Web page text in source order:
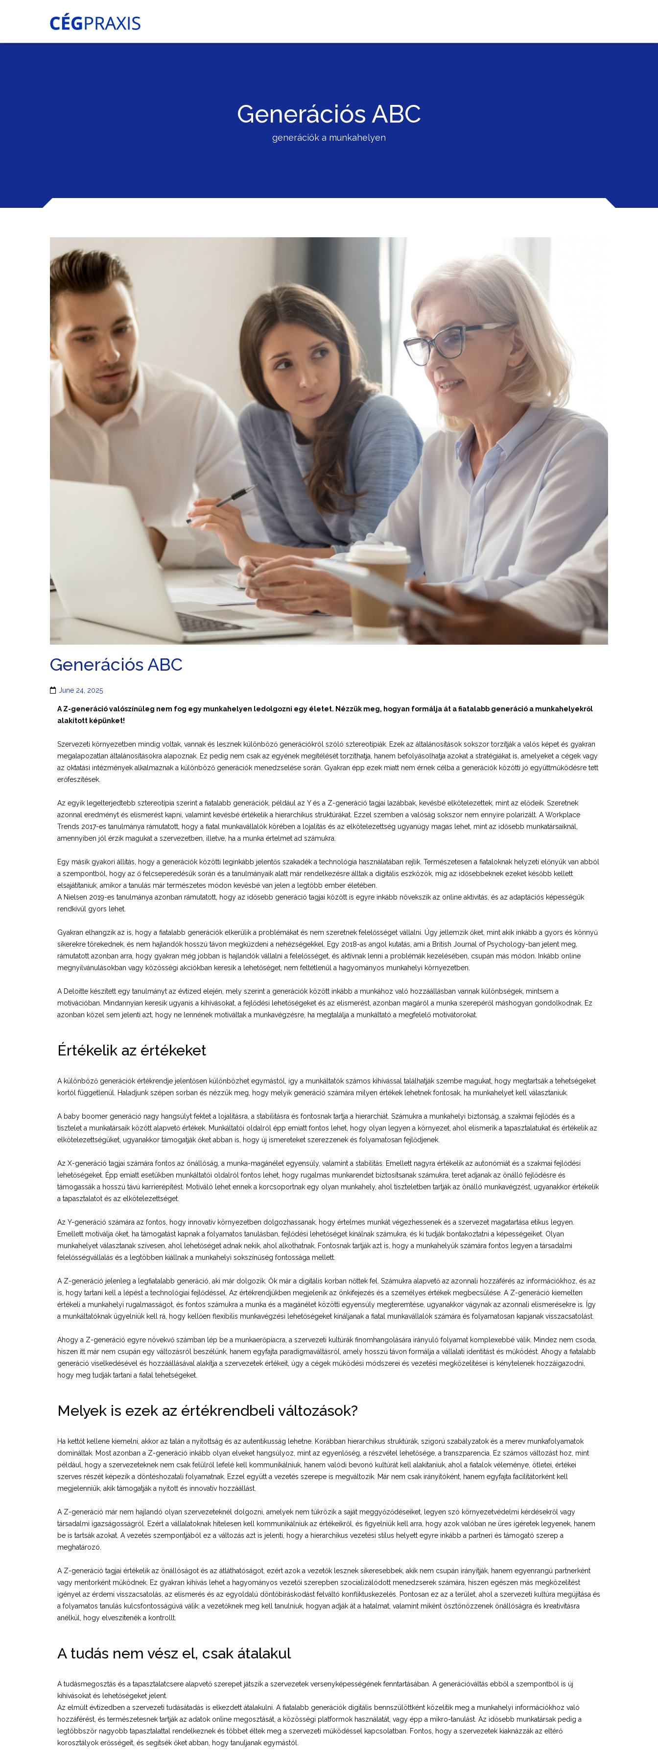
Generációs ABC
generációk a munkahelyen
Generációs ABC
June 24, 2025
A Z-generáció valószínűleg nem fog egy munkahelyen ledolgozni egy életet. Nézzük meg, hogyan formálja át a fiatalabb generáció a munkahelyekről
alakított képünket!
Szervezeti környezetben mindig voltak, vannak és lesznek különböző generációkról szóló sztereotípiák. Ezek az általánosítások sokszor torzítják a valós képet és gyakran
megalapozatlan általánosításokra alapoznak. Ez pedig nem csak az egyének megítélését torzíthatja, hanem befolyásolhatja azokat a stratégiákat is, amelyeket a cégek vagy
az oktatási intézmények alkalmaznak a különböző generációk menedzselése során. Gyakran épp ezek miatt nem érnek célba a generációk közötti jó együttműködésre tett
erőfeszítések.
Az egyik legelterjedtebb sztereotípia szerint a fiatalabb generációk, például az Y és a Z-generáció tagjai lazábbak, kevésbé elkötelezettek, mint az elődeik. Szeretnek
azonnal eredményt és elismerést kapni, valamint kevésbé értékelik a hierarchikus struktúrákat. Ezzel szemben a valóság sokszor nem ennyire polarizált. A Workplace
Trends 2017-es tanulmánya rámutatott, hogy a fiatal munkavállalók körében a lojalitás és az elkötelezettség ugyanúgy magas lehet, mint az idősebb munkatársaiknál,
amennyiben jól érzik magukat a szervezetben, illetve, ha a munka értelmet ad számukra.
Egy másik gyakori állítás, hogy a generációk közötti leginkább jelentős szakadék a technológia használatában rejlik. Természetesen a fiataloknak helyzeti előnyük van abból
a szempontból, hogy az ő felcseperedésük során és a tanulmányaik alatt már rendelkezésre álltak a digitális eszközök, míg az idősebbeknek ezeket később kellett
elsajátítaniuk, amikor a tanulás már természetes módon kevésbé van jelen a legtöbb ember életében.
A Nielsen 2019-es tanulmánya azonban rámutatott, hogy az idősebb generáció tagjai között is egyre inkább növekszik az online aktivitás, és az adaptációs képességük
rendkívül gyors lehet.
Gyakran elhangzik az is, hogy a fiatalabb generációk elkerülik a problémákat és nem szeretnek felelősséget vállalni. Úgy jellemzik őket, mint akik inkább a gyors és könnyű
sikerekre törekednek, és nem hajlandók hosszú távon megküzdeni a nehézségekkel. Egy 2018-as angol kutatás, ami a British Journal of Psychology-ban jelent meg,
rámutatott azonban arra, hogy gyakran még jobban is hajlandók vállalni a felelősséget, és aktívnak lenni a problémák kezelésében, csupán más módon. Inkább online
megnyilvánulásokban vagy közösségi akciókban keresik a lehetőséget, nem feltétlenül a hagyományos munkahelyi környezetben.
A Deloitte készített egy tanulmányt az évtized elején, mely szerint a generációk között inkább a munkához való hozzáállásban vannak különbségek, mintsem a
motivációban. Mindannyian keresik ugyanis a kihívásokat, a fejlődési lehetőségeket és az elismerést, azonban magáról a munka szerepéről máshogyan gondolkodnak. Ez
azonban közel sem jelenti azt, hogy ne lennének motiváltak a munkavégzésre, ha megtalálja a munkáltató a megfelelő motivátorokat.
Értékelik az értékeket
A különböző generációk értékrendje jelentősen különbözhet egymástól, így a munkáltatók számos kihívással találhatják szembe magukat, hogy megtartsák a tehetségeket
kortól függetlenül. Haladjunk szépen sorban és nézzük meg, hogy melyik generáció számára milyen értékek lehetnek fontosak, ha munkahelyet kell választaniuk.
A baby boomer generáció nagy hangsúlyt fektet a lojalitásra, a stabilitásra és fontosnak tartja a hierarchiát. Számukra a munkahelyi biztonság, a szakmai fejlődés és a
tisztelet a munkatársaik között alapvető értékek. Munkáltatói oldalról épp emiatt fontos lehet, hogy olyan legyen a környezet, ahol elismerik a tapasztalatukat és értékelik az
elkötelezettségüket, ugyanakkor támogatják őket abban is, hogy új ismereteket szerezzenek és folyamatosan fejlődjenek.
Az X-generáció tagjai számára fontos az önállóság, a munka-magánélet egyensúly, valamint a stabilitás. Emellett nagyra értékelik az autonómiát és a szakmai fejlődési
lehetőségeket. Épp emiatt esetükben munkáltatói oldalról fontos lehet, hogy rugalmas munkarendet biztosítsanak számukra, teret adjanak az önálló fejlődésre és
támogassák a hosszú távú karrierépítést. Motiváló lehet ennek a korcsoportnak egy olyan munkahely, ahol tiszteletben tartják az önálló munkavégzést, ugyanakkor értékelik
a tapasztalatot és az elkötelezettséget.
Az Y-generáció számára az fontos, hogy innovatív környezetben dolgozhassanak, hogy értelmes munkát végezhessenek és a szervezet magatartása etikus legyen.
Emellett motiválja őket, ha támogatást kapnak a folyamatos tanulásban, fejlődési lehetőséget kínálnak számukra, és ki tudják bontakoztatni a képességeiket. Olyan
munkahelyet választanak szívesen, ahol lehetőséget adnak nekik, ahol alkothatnak. Fontosnak tartják azt is, hogy a munkahelyük számára fontos legyen a társadalmi
felelősségvállalás és a legtöbben kiállnak a munkahelyi sokszínűség fontossága mellett.
A Z-generáció jelenleg a legfiatalabb generáció, aki már dolgozik. Ők már a digitális korban nőttek fel. Számukra alapvető az azonnali hozzáférés az információkhoz, és az
is, hogy tartani kell a lépést a technológiai fejlődéssel. Az értékrendjükben megjelenik az önkifejezés és a személyes értékek megbecsülése. A Z-generáció kiemelten
értékeli a munkahelyi rugalmasságot, és fontos számukra a munka és a magánélet közötti egyensúly megteremtése, ugyanakkor vágynak az azonnali elismerésekre is. Így
a munkáltatóknak ügyelniük kell rá, hogy kellően flexibilis munkavégzési lehetőségeket kínáljanak a fiatal munkavállalók számára és folyamatosan kapjanak visszacsatolást.
Ahogy a Z-generáció egyre növekvő számban lép be a munkaerőpiacra, a szervezeti kultúrák finomhangolására irányuló folyamat komplexebbé válik. Mindez nem csoda,
hiszen itt már nem csupán egy változásról beszélünk, hanem egyfajta paradigmaváltásról, amely hosszú távon formálja a vállalati identitást és működést. Ahogy a fiatalabb
generáció viselkedésével és hozzáállásával alakítja a szervezetek értékeit, úgy a cégek működési módszerei és vezetési megközelítései is kénytelenek hozzáigazodni,
hogy meg tudják tartani a fiatal tehetségeket.
Melyek is ezek az értékrendbeli változások?
Ha kettőt kellene kiemelni, akkor az talán a nyitottság és az autentikusság lehetne. Korábban hierarchikus struktúrák, szigorú szabályzatok és a merev munkafolyamatok
domináltak. Most azonban a Z-generáció inkább olyan elveket hangsúlyoz, mint az egyenlőség, a részvétel lehetősége, a transzparencia. Ez számos változást hoz, mint
például, hogy a szervezeteknek nem csak felülről lefelé kell kommunikálniuk, hanem valódi bevonó kultúrát kell alakítaniuk, ahol a fiatalok véleménye, ötletei, értékei
szerves részét képezik a döntéshozatali folyamatnak. Ezzel együtt a vezetés szerepe is megváltozik. Már nem csak irányítóként, hanem egyfajta facilitátorként kell
megjelenniük, akik támogatják a nyitott és innovatív hozzáállást.
A Z-generáció már nem hajlandó olyan szervezeteknél dolgozni, amelyek nem tükrözik a saját meggyőződéseiket, legyen szó környezetvédelmi kérdésekről vagy
társadalmi igazságosságról. Ezért a vállalatoknak hitelesen kell kommunikálniuk az értékeikről, és figyelniük kell arra, hogy azok valóban ne üres ígéretek legyenek, hanem
be is tartsák azokat. A vezetés szempontjából ez a változás azt is jelenti, hogy a hierarchikus vezetési stílus helyett egyre inkább a partneri és támogató szerep a
meghatározó.
A Z-generáció tagjai értékelik az önállóságot és az átláthatóságot, ezért azok a vezetők lesznek sikeresebbek, akik nem csupán irányítják, hanem egyenrangú partnerként
vagy mentorként működnek. Ez gyakran kihívás lehet a hagyományos vezetői szerepben szocializálódott menedzserek számára, hiszen egészen más megközelítést
igényel az érdemi visszacsatolás, az elismerés és az egyoldalú döntőbíráskodást felváltó konfliktuskezelés. Pontosan ez az a terület, ahol a szervezeti kultúra megújítása és
a folyamatos tanulás kulcsfontosságúvá válik: a vezetőknek meg kell tanulniuk, hogyan adják át a hatalmat, valamint miként ösztönözzenek önállóságra és kreativitásra
anélkül, hogy elveszítenék a kontrollt.
A tudás nem vész el, csak átalakul
A tudásmegosztás és a tapasztalatcsere alapvető szerepet játszik a szervezetek versenyképességének fenntartásában. A generációváltás ebből a szempontból is új
kihívásokat és lehetőségeket jelent.
Az elmúlt évtizedben a szervezeti tudásátadás is elkezdett átalakulni. A fiatalabb generációk digitális bennszülöttként közelítik meg a munkahelyi információkhoz való
hozzáférést, és természetesnek tartják az adatok online megosztását, a közösségi platformok használatát, vagy épp a mikro-tanulást. Az idősebb munkatársak pedig a
legtöbbször nagyobb tapasztalattal rendelkeznek és többet éltek meg a szervezeti működéssel kapcsolatban. Fontos, hogy a szervezetek kiaknázzák az eltérő
korosztályok erősségeit, és segítsék őket abban, hogy tanuljanak egymástól.